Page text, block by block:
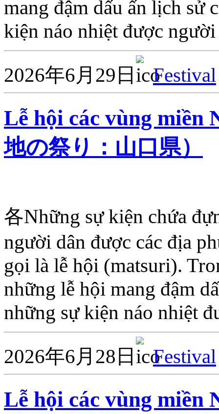
mang đậm dấu ấn lịch sử
kiện náo nhiệt được
2026年6月29日
Festival
Lễ hội các vùng miền
地の祭り：山口県）
各Những sự kiện chứa
người dân được các địa
gọi là lễ hội (matsuri).
những lễ hội mang đậm
những sự kiện náo nhiệt
2026年6月28日
Festival
Lễ hội các vùng miền